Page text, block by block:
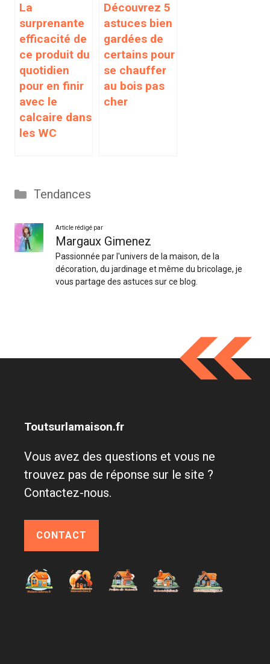
La
surprenante
efficacité de
ce produit du
quotidien
pour en finir
avec le
calcaire dans
les WC
Découvrez 5
astuces bien
gardées de
certains pour
se chauffer
au bois pas
cher
Catégories
Tendances
Article rédigé par
Margaux Gimenez
Passionnée par l'univers de la maison, de la
décoration, du jardinage et même du bricolage, je
vous partage des astuces sur ce blog.
Toutsurlamaison.fr
Vous avez des questions et vous ne
trouvez pas de réponse sur le site ?
Contactez-nous.
CONTACT